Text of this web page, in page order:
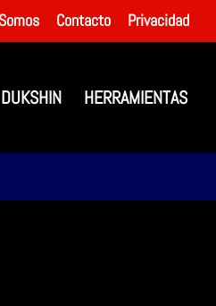
Somos Contacto Privacidad
DUKSHIN HERRAMIENTAS